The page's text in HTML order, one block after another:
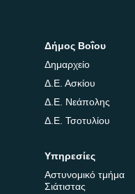
Δήμος Βοΐου
Δημαρχείο
Δ.Ε. Ασκίου
Δ.Ε. Νεάπολης
Δ.Ε. Τσοτυλίου
Υπηρεσίες
Αστυνομικό τμήμα
Σιάτιστας